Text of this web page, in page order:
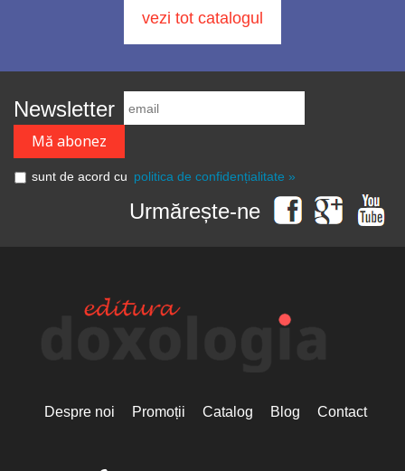
vezi tot catalogul
Newsletter
sunt de acord cu politica de confidențialitate »
Urmărește-ne
Despre noi Promoții Catalog Blog Contact